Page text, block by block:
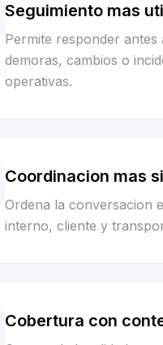
Seguimiento mas
Permite responder antes
demoras, cambios o
operativas.
Coordinacion mas
Ordena la conversacion
interno, cliente y
Cobertura con